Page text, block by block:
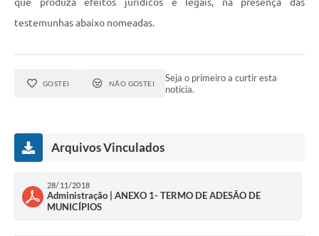
testemunhas abaixo nomeadas.
GOSTEI NÃO GOSTEI
Seja o primeiro a curtir esta
notícia.
Arquivos Vinculados
28/11/2018
Administração | ANEXO 1- TERMO DE ADESÃO DE
MUNICÍPIOS